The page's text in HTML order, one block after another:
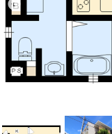
BLOG
RECRUIT
LINE公式アカウント